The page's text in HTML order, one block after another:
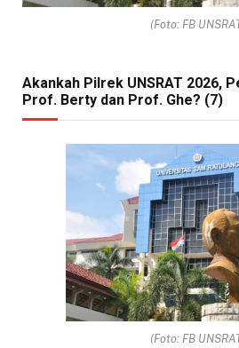
(Foto: FB
Akankah Pilrek UNSRAT 2026,
Prof. Berty dan Prof. Ghe? (7)
(Foto: FB